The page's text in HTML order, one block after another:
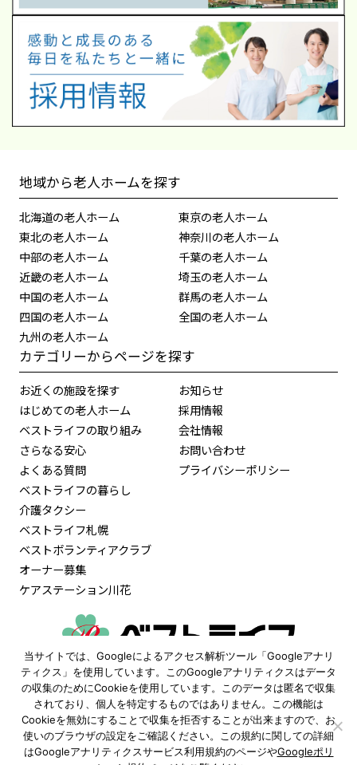
0120-515-472
9:30〜18:00
（土日祝も受付 ※年末年始除く）
資料請求 見学予約
地域から老人ホームを探す
北海道の老人ホーム
東北の老人ホーム
中部の老人ホーム
近畿の老人ホーム
中国の老人ホーム
四国の老人ホーム
九州の老人ホーム
東京の老人ホーム
神奈川の老人ホーム
千葉の老人ホーム
埼玉の老人ホーム
群馬の老人ホーム
全国の老人ホーム
カテゴリーからページを探す
お近くの施設を探す
はじめての老人ホーム
ベストライフの取り組み
さらなる安心
よくある質問
ベストライフの暮らし
介護タクシー
ベストライフ札幌
ベストボランティアクラブ
オーナー募集
ケアステーション川花
お知らせ
採用情報
会社情報
お問い合わせ
プライバシーポリシー
当サイトでは、Googleによるアクセス解析ツール「Googleアナリ
ティクス」を使用しています。このGoogleアナリティクスはデータ
の収集のためにCookieを使用しています。このデータは匿名で収集
されており、個人を特定するものではありません。この機能は
Cookieを無効にすることで収集を拒否することが出来ますので、お
使いのブラウザの設定をご確認ください。この規約に関しての詳細
はGoogleアナリティクスサービス利用規約のページやGoogleポリ